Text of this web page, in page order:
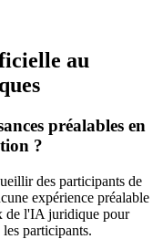
au
préalables en
?
des participants de
expérience préalable
de l'IA juridique pour
participants.